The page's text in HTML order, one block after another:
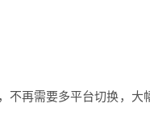
再需要多平台切换，大